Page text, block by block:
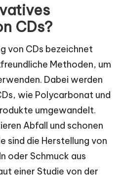
CDs?
von CDs bezeichnet
Methoden, um
Dabei werden
wie Polycarbonat und
umgewandelt.
Abfall und schonen
sind die Herstellung von
oder Schmuck aus
einer Studie von der